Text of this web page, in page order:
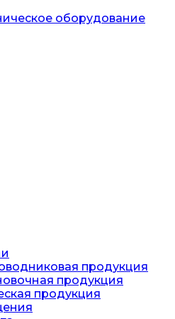
оборудование
продукция
продукция
продукция